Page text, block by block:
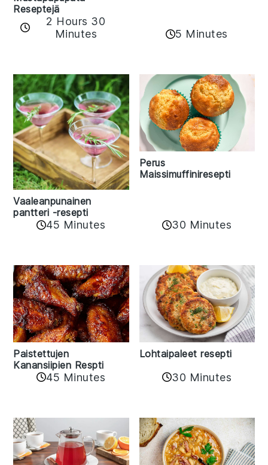
Reseptejä
2 Hours 30
Minutes
5 Minutes
Vaaleanpunainen
pantteri -resepti
45 Minutes
Perus
Maissimuffiniresepti
30 Minutes
Paistettujen
Kanansiipien Respti
45 Minutes
Lohtaipaleet resepti
30 Minutes